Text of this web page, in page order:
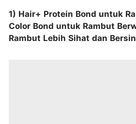
1) Hair+ Protein Bond untuk
Color Bond untuk Rambut
Rambut Lebih Sihat dan